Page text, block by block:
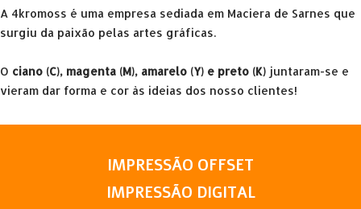
A 4kromoss é uma empresa sediada em Maciera de Sarnes que
surgiu da paixão pelas artes gráficas.
O ciano (C), magenta (M), amarelo (Y) e preto (K) juntaram-se e
vieram dar forma e cor às ideias dos nosso clientes!
IMPRESSÃO OFFSET
IMPRESSÃO DIGITAL